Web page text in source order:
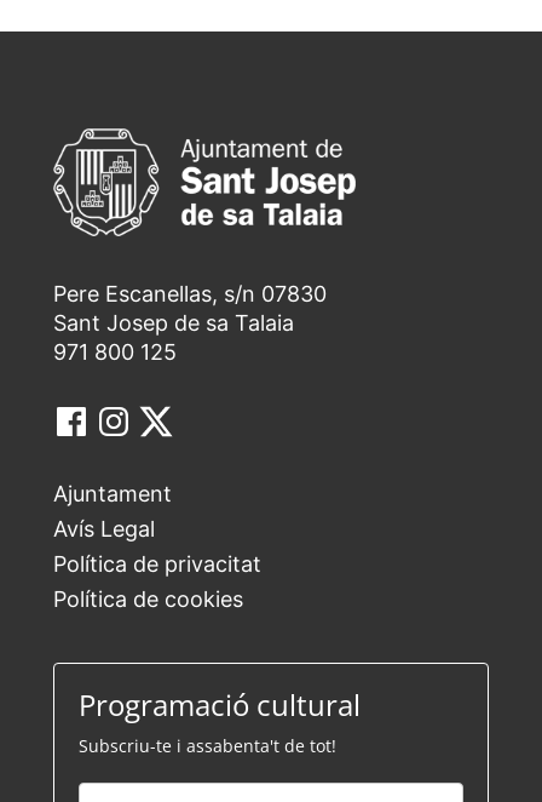
Pere Escanellas, s/n 07830
Sant Josep de sa Talaia
971 800 125
Ajuntament
Avís Legal
Política de privacitat
Política de cookies
Programació cultural
Subscriu-te i assabenta't de tot!